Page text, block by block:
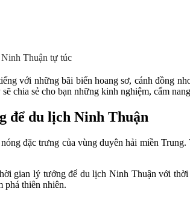
Thuận tự túc
với những bãi biển hoang sơ, cánh đồng
chia sẻ cho bạn những kinh nghiệm, cẩm
để du lịch Ninh Thuận
đặc trưng của vùng duyên hải miền
gian lý tưởng để du lịch Ninh Thuận với
phá thiên nhiên.